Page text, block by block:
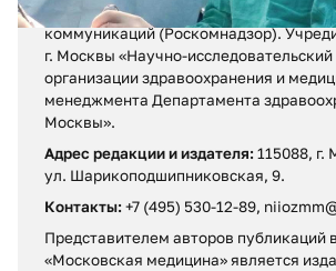
связи, информационных технологий и
коммуникаций (Роскомнадзор).
г. Москвы «Научно-исследовательский
организации здравоохранения и
менеджмента Департамента
Москвы».
Адрес редакции и издателя: 115088, г.
ул. Шарикоподшипниковская, 9.
Контакты: +7 (495) 530-12-89,
Представителем авторов публикаций
«Московская медицина» является